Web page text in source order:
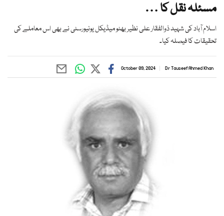
مسئلہ نقل کا …
اسلام آباد کی شہید ذوالفقار علی نظیر بھٹو میڈیکل یونیورسٹی نے بھی اس معاملے کی
تحقیقات کا فیصلہ کیا۔
Dr Tauseef Ahmed Khan
October 09, 2024